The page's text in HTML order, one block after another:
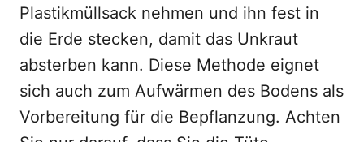
Plastikmüllsack nehmen und ihn fest in
die Erde stecken, damit das Unkraut
absterben kann. Diese Methode eignet
sich auch zum Aufwärmen des Bodens als
Vorbereitung für die Bepflanzung. Achten